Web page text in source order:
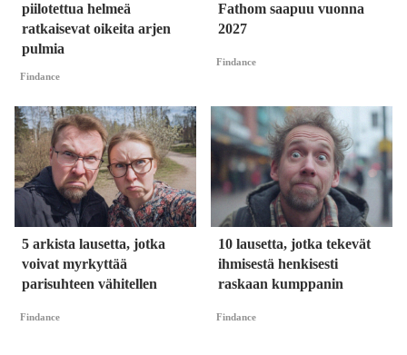
piilotettua helmeä
ratkaisevat oikeita arjen
pulmia
Findance
Fathom saapuu vuonna
2027
Findance
5 arkista lausetta, jotka
voivat myrkyttää
parisuhteen vähitellen
Findance
10 lausetta, jotka tekevät
ihmisestä henkisesti
raskaan kumppanin
Findance